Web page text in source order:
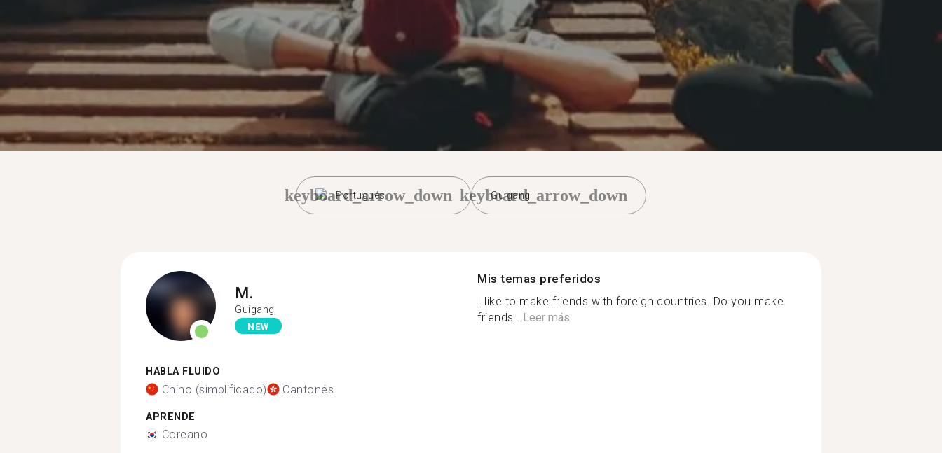
Portugués
keyboard_arrow_down Guigang
keyboard_arrow_down
M.
Guigang
NEW
HABLA FLUIDO
Chino (simplificado) Cantonés
APRENDE
Coreano
Mis temas preferidos
I like to make friends with foreign countries. Do you make
friends...Leer más